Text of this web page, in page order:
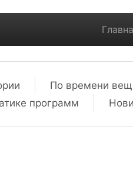
По времени
программ